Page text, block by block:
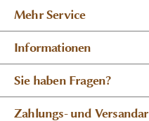
Mehr Service
Informationen
Sie haben Fragen?
Zahlungs- und